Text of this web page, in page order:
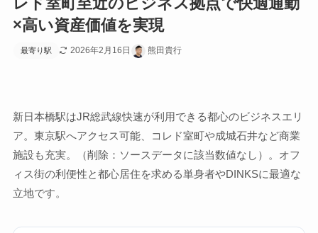
×高い資産価値を実現
最寄り駅 2026年2月16日 熊田貴行
新日本橋駅はJR総武線快速が利用できる都心のビジネスエリ
ア。東京駅へアクセス可能、コレド室町や成城石井など商業
施設も充実。（削除：ソースデータに該当数値なし）。オフ
ィス街の利便性と都心居住を求める単身者やDINKSに最適な
立地です。